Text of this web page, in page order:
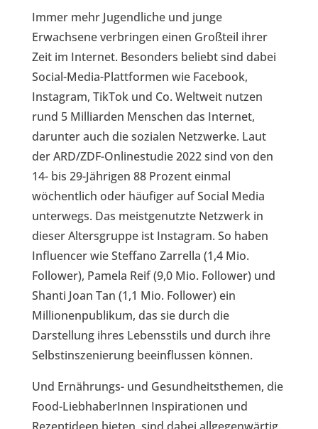
Immer mehr Jugendliche und junge
Erwachsene verbringen einen Großteil ihrer
Zeit im Internet. Besonders beliebt sind dabei
Social-Media-Plattformen wie Facebook,
Instagram, TikTok und Co. Weltweit nutzen
rund 5 Milliarden Menschen das Internet,
darunter auch die sozialen Netzwerke. Laut
der ARD/ZDF-Onlinestudie 2022 sind von den
14- bis 29-Jährigen 88 Prozent einmal
wöchentlich oder häufiger auf Social Media
unterwegs. Das meistgenutzte Netzwerk in
dieser Altersgruppe ist Instagram. So haben
Influencer wie Steffano Zarrella (1,4 Mio.
Follower), Pamela Reif (9,0 Mio. Follower) und
Shanti Joan Tan (1,1 Mio. Follower) ein
Millionenpublikum, das sie durch die
Darstellung ihres Lebensstils und durch ihre
Selbstinszenierung beeinflussen können.
Und Ernährungs- und Gesundheitsthemen, die
Food-LiebhaberInnen Inspirationen und